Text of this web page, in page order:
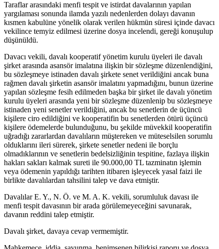
Taraflar arasındaki menfi tespit ve istirdat davalarının yapılan
yargılaması sonunda ilamda yazılı nedenlerden dolayı davanın
kısmen kabulüne yönelik olarak verilen hükmün süresi içinde davacı
vekilince temyiz edilmesi üzerine dosya incelendi, gereği konuşulup
düşünüldü.
Davacı vekili, davalı kooperatif yönetim kurulu üyeleri ile davalı
şirket arasında asansör imalatına ilişkin bir sözleşme düzenlendiğini,
bu sözleşmeye istinaden davalı şirkete senet verildiğini ancak buna
rağmen davalı şirketin asansör imalatını yapmadığını, bunun üzerine
yapılan sözleşme fesih edilmeden başka bir şirket ile davalı yönetim
kurulu üyeleri arasında yeni bir sözleşme düzenlenip bu sözleşmeye
istinaden yeni senetler verildiğini, ancak bu senetlerin de üçüncü
kişilere ciro edildiğini ve kooperatifin bu senetlerden ötürü üçüncü
kişilere ödemelerde bulunduğunu, bu şekilde müvekkil kooperatifin
uğradığı zararlardan davalıların müştereken ve müteselsilen sorumlu
olduklarını ileri sürerek, şirkete senetler nedeni ile borçlu
olmadıklarının ve senetlerin bedelsizliğinin tespitine, fazlaya ilişkin
hakları sakları kalmak sureti ile 90.000,00 TL tazminatın işlemin
veya ödemenin yapıldığı tarihten itibaren işleyecek yasal faizi ile
birlikte davalılardan tahsilini talep ve dava etmiştir.
Davalılar E. Y., N. Ö. ve M. A. K. vekili, sorumluluk davası ile
menfi tespit davasının bir arada görülemeyeceğini savunarak,
davanın reddini talep etmiştir.
Davalı şirket, davaya cevap vermemiştir.